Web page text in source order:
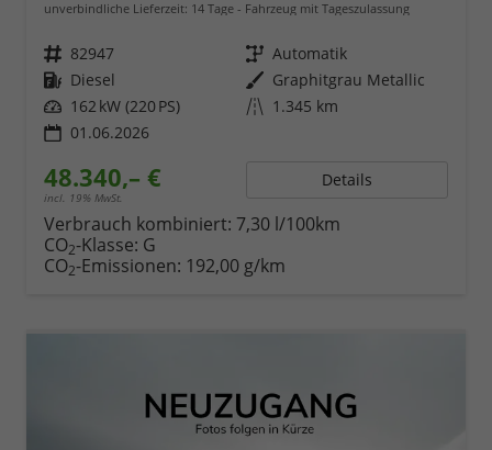
unverbindliche Lieferzeit: 14 Tage Fahrzeug mit Tageszulassung
Fahrzeugnr. 82947 Getriebe Automatik
Kraftstoff Diesel Außenfarbe Graphitgrau Metallic
Leistung 162 kW (220 PS) Kilometerstand 1.345 km
01.06.2026
48.340,– €
incl. 19% MwSt.
Details
Verbrauch kombiniert: 7,30 l/100km
CO2-Klasse: G
CO2-Emissionen: 192,00 g/km